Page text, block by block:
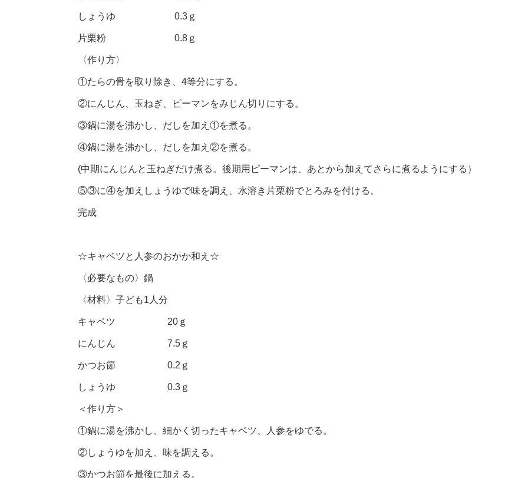
しょうゆ 0.3ｇ
片栗粉 0.8ｇ
〈作り方〉
①たらの骨を取り除き、4等分にする。
②にんじん、玉ねぎ、ピーマンをみじん切りにする。
③鍋に湯を沸かし、だしを加え①を煮る。
④鍋に湯を沸かし、だしを加え②を煮る。
(中期にんじんと玉ねぎだけ煮る。後期用ピーマンは、あとから加えてさらに煮るようにする）
⑤③に④を加えしょうゆで味を調え、水溶き片栗粉でとろみを付ける。
完成
☆キャベツと人参のおかか和え☆
〈必要なもの〉鍋
〈材料〉子ども1人分
キャベツ 20ｇ
にんじん 7.5ｇ
かつお節 0.2ｇ
しょうゆ 0.3ｇ
＜作り方＞
①鍋に湯を沸かし、細かく切ったキャベツ、人参をゆでる。
②しょうゆを加え、味を調える。
③かつお節を最後に加える。